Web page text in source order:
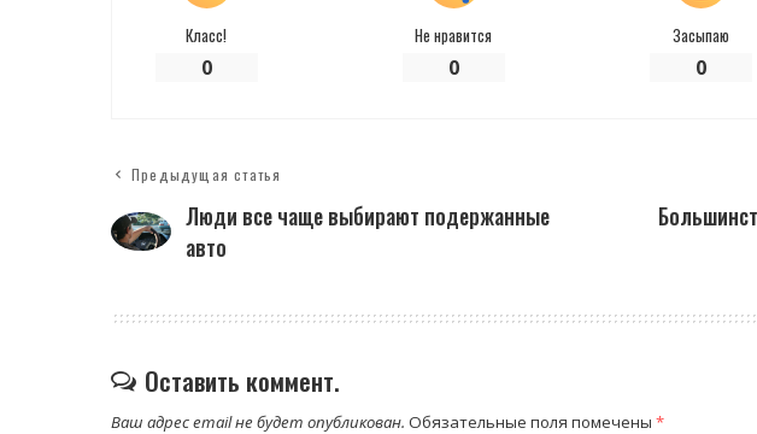
Класс!
0
Не нравится
0
Засыпаю
0
Предыдущая статья
Люди все чаще выбирают подержанные
авто
Оставить коммент.
Ваш адрес email не будет опубликован. Обязательные поля помечены *